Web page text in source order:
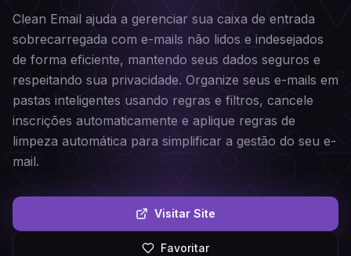
Clean Email ajuda a gerenciar sua caixa de entrada
sobrecarregada com e-mails não lidos e indesejados
de forma eficiente, mantendo seus dados seguros e
respeitando sua privacidade. Organize seus e-mails em
pastas inteligentes usando regras e filtros, cancele
inscrições automaticamente e aplique regras de
limpeza automática para simplificar a gestão do seu e-
mail.
Visitar Site
Favoritar